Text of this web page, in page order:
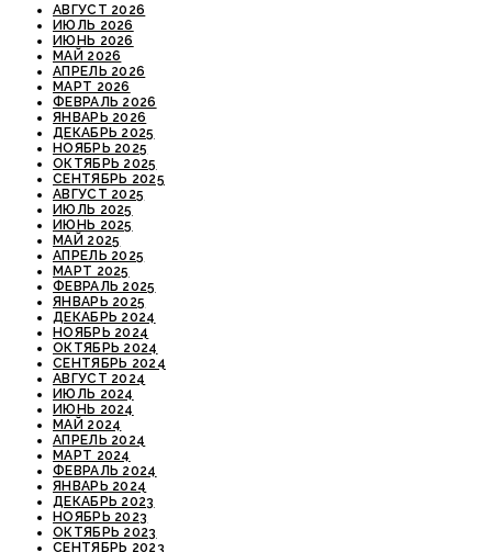
АВГУСТ 2026
ИЮЛЬ 2026
ИЮНЬ 2026
МАЙ 2026
АПРЕЛЬ 2026
МАРТ 2026
ФЕВРАЛЬ 2026
ЯНВАРЬ 2026
ДЕКАБРЬ 2025
НОЯБРЬ 2025
ОКТЯБРЬ 2025
СЕНТЯБРЬ 2025
АВГУСТ 2025
ИЮЛЬ 2025
ИЮНЬ 2025
МАЙ 2025
АПРЕЛЬ 2025
МАРТ 2025
ФЕВРАЛЬ 2025
ЯНВАРЬ 2025
ДЕКАБРЬ 2024
НОЯБРЬ 2024
ОКТЯБРЬ 2024
СЕНТЯБРЬ 2024
АВГУСТ 2024
ИЮЛЬ 2024
ИЮНЬ 2024
МАЙ 2024
АПРЕЛЬ 2024
МАРТ 2024
ФЕВРАЛЬ 2024
ЯНВАРЬ 2024
ДЕКАБРЬ 2023
НОЯБРЬ 2023
ОКТЯБРЬ 2023
СЕНТЯБРЬ 2023